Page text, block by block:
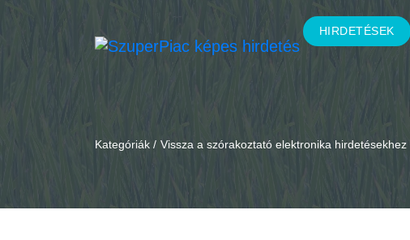
HIRDETÉSEK
Kategóriák / Vissza a szórakoztató elektronika hirdetésekhez